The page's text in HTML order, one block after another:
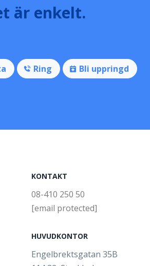
är enkelt.
Ring Bli uppringd
KONTAKT
08-410 250 50
[email protected]
HUVUDKONTOR
Engelbrektsgatan 35B